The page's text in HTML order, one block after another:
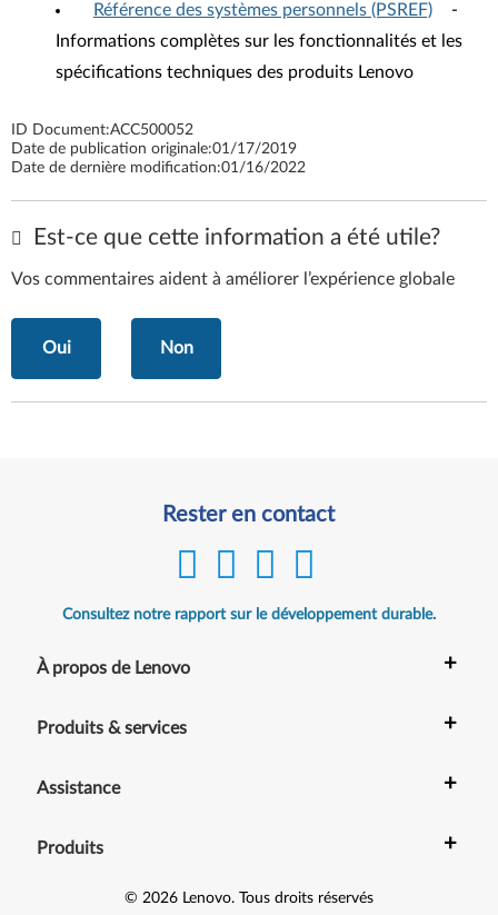
Référence des systèmes personnels (PSREF)
-
Informations complètes sur les fonctionnalités et les
spécifications techniques des produits Lenovo
ID Document:ACC500052
Date de publication originale:01/17/2019
Date de dernière modification:01/16/2022
Est-ce que cette information a été utile?
Vos commentaires aident à améliorer l’expérience globale
Oui Non
Rester en contact
Consultez notre rapport sur le développement durable.
À propos de Lenovo +
Produits & services +
Assistance +
Produits +
© 2026 Lenovo. Tous droits réservés